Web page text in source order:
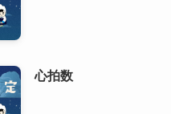
心拍数